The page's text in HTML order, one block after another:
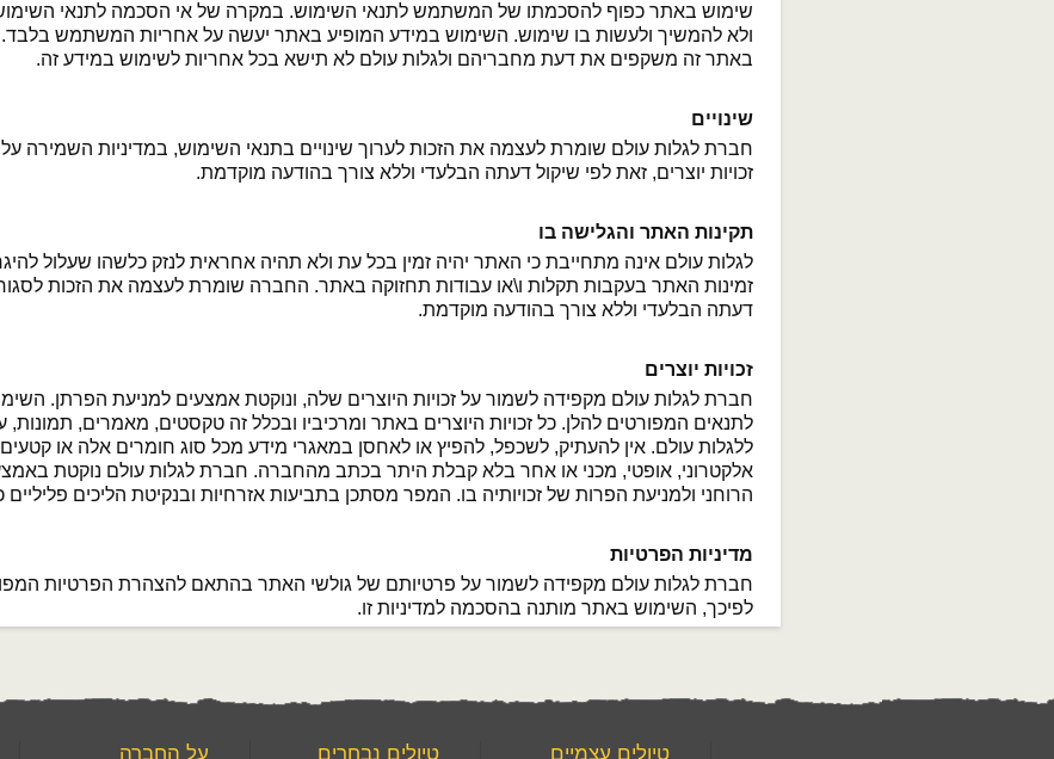
שימוש באתר כפוף להסכמתו של המשתמש לתנאי השימוש. במקרה של אי הסכמה לתנאי
ולא להמשיך ולעשות בו שימוש. השימוש במידע המופיע באתר יעשה על אחריות המשתמש בלבד.
באתר זה משקפים את דעת מחבריהם ולגלות עולם לא תישא בכל אחריות לשימוש במידע זה.
שינויים
חברת לגלות עולם שומרת לעצמה את הזכות לערוך שינויים בתנאי השימוש, במדיניות השמירה
זכויות יוצרים, זאת לפי שיקול דעתה הבלעדי וללא צורך בהודעה מוקדמת.
תקינות האתר והגלישה בו
לגלות עולם אינה מתחייבת כי האתר יהיה זמין בכל עת ולא תהיה אחראית לנזק כלשהו שעלול
זמינות האתר בעקבות תקלות ו\או עבודות תחזוקה באתר. החברה שומרת לעצמה את הזכות
דעתה הבלעדי וללא צורך בהודעה מוקדמת.
זכויות יוצרים
חברת לגלות עולם מקפידה לשמור על זכויות היוצרים שלה, ונוקטת אמצעים למניעת הפרתן.
לתנאים המפורטים להלן. כל זכויות היוצרים באתר ומרכיביו ובכלל זה טקסטים, מאמרים, תמונות,
ללגלות עולם. אין להעתיק, לשכפל, להפיץ או לאחסן במאגרי מידע מכל סוג חומרים אלה או
אלקטרוני, אופטי, מכני או אחר בלא קבלת היתר בכתב מהחברה. חברת לגלות עולם נוקטת
הרוחני ולמניעת הפרות של זכויותיה בו. המפר מסתכן בתביעות אזרחיות ובנקיטת הליכים פליליים
מדיניות הפרטיות
חברת לגלות עולם מקפידה לשמור על פרטיותם של גולשי האתר בהתאם להצהרת הפרטיות
לפיכך, השימוש באתר מותנה בהסכמה למדיניות זו.
על החברה טיולים נבחרים טיולים עצמיים